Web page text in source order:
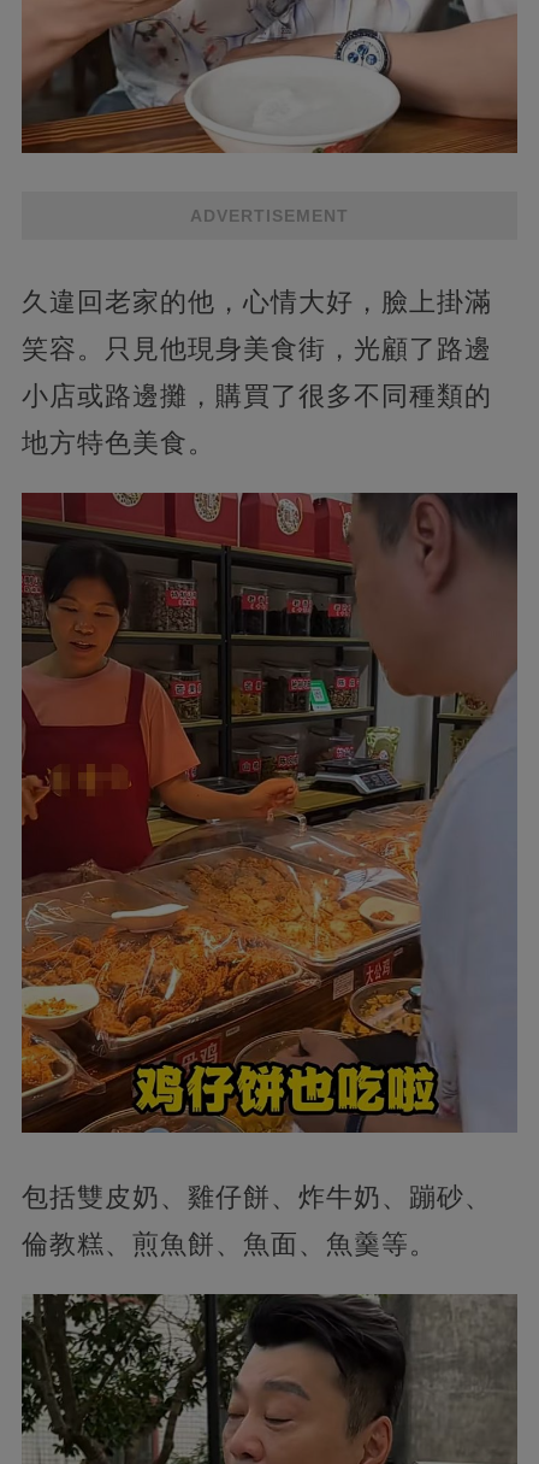
ADVERTISEMENT
久違回老家的他，心情大好，臉上掛滿
笑容。只見他現身美食街，光顧了路邊
小店或路邊攤，購買了很多不同種類的
地方特色美食。
包括雙皮奶、雞仔餅、炸牛奶、蹦砂、
倫教糕、煎魚餅、魚面、魚羹等。